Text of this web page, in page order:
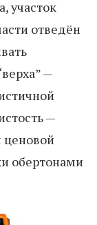
участок
отведён
—
—
ценовой
обертонами